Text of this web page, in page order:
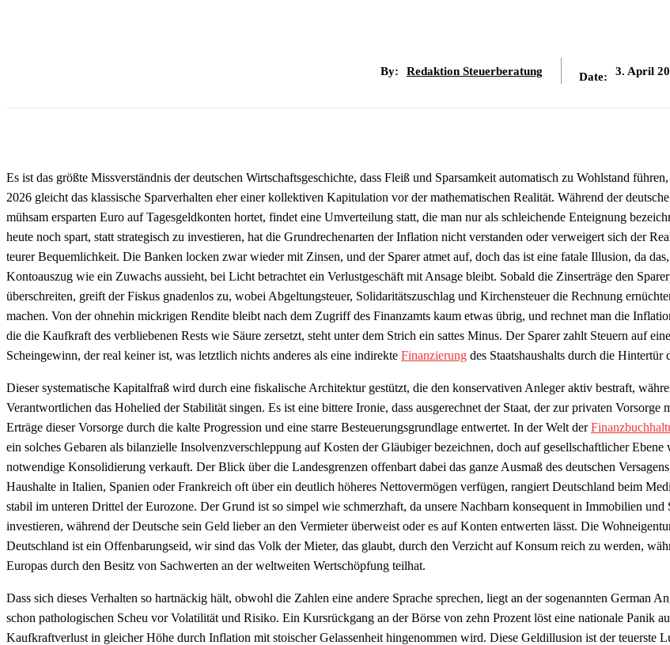
By: Redaktion Steuerberatung Date: 3. April
Es ist das größte Missverständnis der deutschen Wirtschaftsgeschichte, dass Fleiß und Sparsamkeit automatisch zu Wohlstand
2026 gleicht das klassische Sparverhalten eher einer kollektiven Kapitulation vor der mathematischen Realität. Während der
mühsam ersparten Euro auf Tagesgeldkonten hortet, findet eine Umverteilung statt, die man nur als schleichende Enteignung
heute noch spart, statt strategisch zu investieren, hat die Grundrechenarten der Inflation nicht verstanden oder verweigert sich der
teurer Bequemlichkeit. Die Banken locken zwar wieder mit Zinsen, und der Sparer atmet auf, doch das ist eine fatale Illusion, da
Kontoauszug wie ein Zuwachs aussieht, bei Licht betrachtet ein Verlustgeschäft mit Ansage bleibt. Sobald die Zinserträge den
überschreiten, greift der Fiskus gnadenlos zu, wobei Abgeltungsteuer, Solidaritätszuschlag und Kirchensteuer die Rechnung
machen. Von der ohnehin mickrigen Rendite bleibt nach dem Zugriff des Finanzamts kaum etwas übrig, und rechnet man die
die die Kaufkraft des verbliebenen Rests wie Säure zersetzt, steht unter dem Strich ein sattes Minus. Der Sparer zahlt Steuern auf
Scheingewinn, der real keiner ist, was letztlich nichts anderes als eine indirekte Finanzierung des Staatshaushalts durch die Hintertür
Dieser systematische Kapitalfraß wird durch eine fiskalische Architektur gestützt, die den konservativen Anleger aktiv bestraft,
Verantwortlichen das Hohelied der Stabilität singen. Es ist eine bittere Ironie, dass ausgerechnet der Staat, der zur privaten Vorsorge
Erträge dieser Vorsorge durch die kalte Progression und eine starre Besteuerungsgrundlage entwertet. In der Welt der
ein solches Gebaren als bilanzielle Insolvenzverschleppung auf Kosten der Gläubiger bezeichnen, doch auf gesellschaftlicher Ebene
notwendige Konsolidierung verkauft. Der Blick über die Landesgrenzen offenbart dabei das ganze Ausmaß des deutschen
Haushalte in Italien, Spanien oder Frankreich oft über ein deutlich höheres Nettovermögen verfügen, rangiert Deutschland beim
stabil im unteren Drittel der Eurozone. Der Grund ist so simpel wie schmerzhaft, da unsere Nachbarn konsequent in Immobilien und
investieren, während der Deutsche sein Geld lieber an den Vermieter überweist oder es auf Konten entwerten lässt. Die
Deutschland ist ein Offenbarungseid, wir sind das Volk der Mieter, das glaubt, durch den Verzicht auf Konsum reich zu werden,
Europas durch den Besitz von Sachwerten an der weltweiten Wertschöpfung teilhat.
Dass sich dieses Verhalten so hartnäckig hält, obwohl die Zahlen eine andere Sprache sprechen, liegt an der sogenannten German
schon pathologischen Scheu vor Volatilität und Risiko. Ein Kursrückgang an der Börse von zehn Prozent löst eine nationale Panik
Kaufkraftverlust in gleicher Höhe durch Inflation mit stoischer Gelassenheit hingenommen wird. Diese Geldillusion ist der teuerste